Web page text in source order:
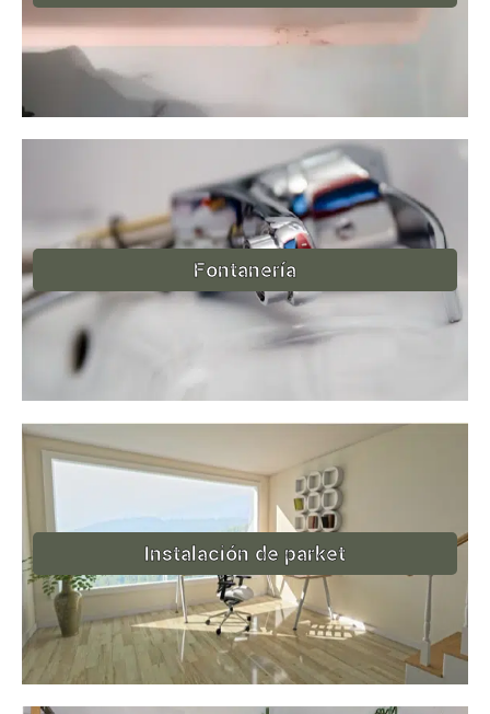
Fontanería
Instalación de parket